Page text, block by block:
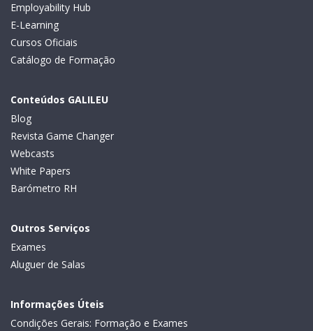
Employability Hub
E-Learning
Cursos Oficiais
Catálogo de Formação
Conteúdos GALILEU
Blog
Revista Game Changer
Webcasts
White Papers
Barómetro RH
Outros Serviços
Exames
Aluguer de Salas
Informações Úteis
Condições Gerais: Formação e Exames